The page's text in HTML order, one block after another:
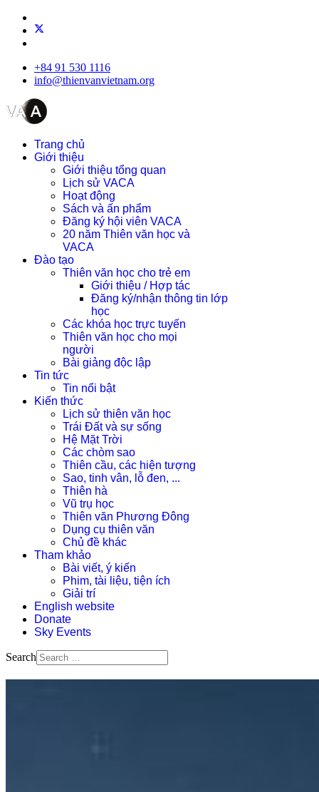
+84 91 530 1116
info@thienvanvietnam.org
Trang chủ
Giới thiệu
Giới thiệu tổng quan
Lịch sử VACA
Hoạt động
Sách và ấn phẩm
Đăng ký hội viên VACA
20 năm Thiên văn học và
VACA
Đào tạo
Thiên văn học cho trẻ em
Giới thiệu / Hợp tác
Đăng ký/nhận thông tin lớp
học
Các khóa học trực tuyến
Thiên văn học cho mọi
người
Bài giảng độc lập
Tin tức
Tin nổi bật
Kiến thức
Lịch sử thiên văn học
Trái Đất và sự sống
Hệ Mặt Trời
Các chòm sao
Thiên cầu, các hiện tượng
Sao, tinh vân, lỗ đen, ...
Thiên hà
Vũ trụ học
Thiên văn Phương Đông
Dụng cụ thiên văn
Chủ đề khác
Tham khảo
Bài viết, ý kiến
Phim, tài liệu, tiện ích
Giải trí
English website
Donate
Sky Events
Search